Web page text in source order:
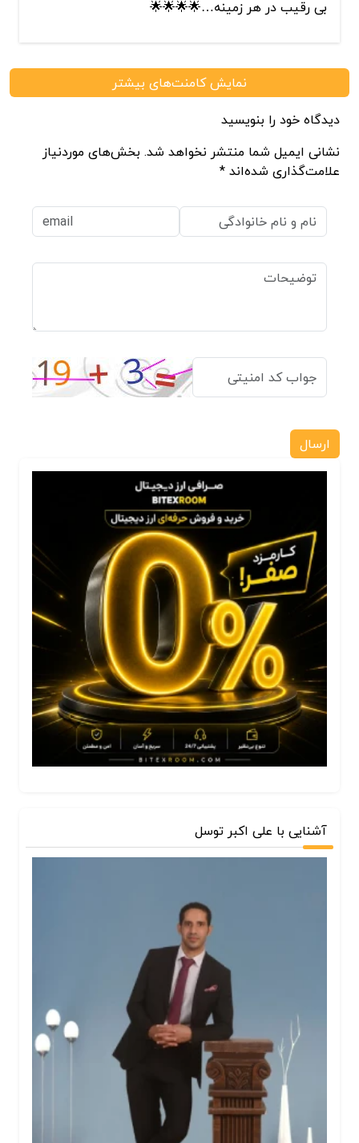
بی رقیب در هر زمینه…🌟🌟🌟🌟
نمایش کامنت‌های بیشتر
دیدگاه خود را بنویسید
نشانی ایمیل شما منتشر نخواهد شد. بخش‌های موردنیاز
علامت‌گذاری شده‌اند *
ارسال
آشنایی با علی اکبر توسل